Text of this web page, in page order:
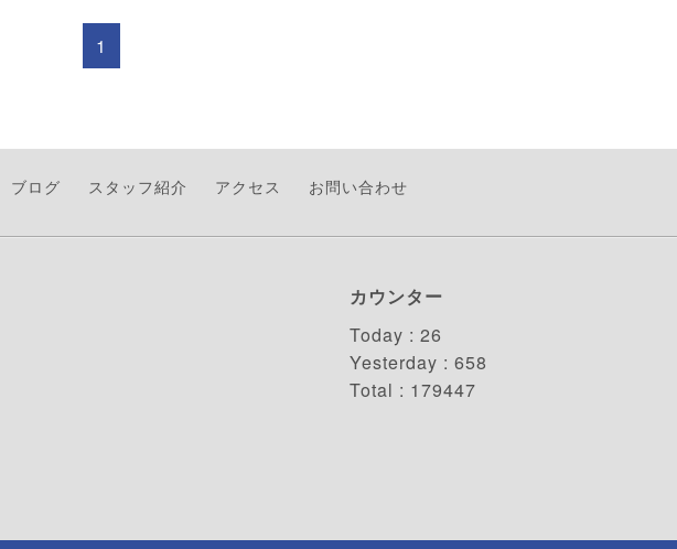
1
ブログ スタッフ紹介 アクセス お問い合わせ
カウンター
Today : 26
Yesterday : 658
Total : 179447